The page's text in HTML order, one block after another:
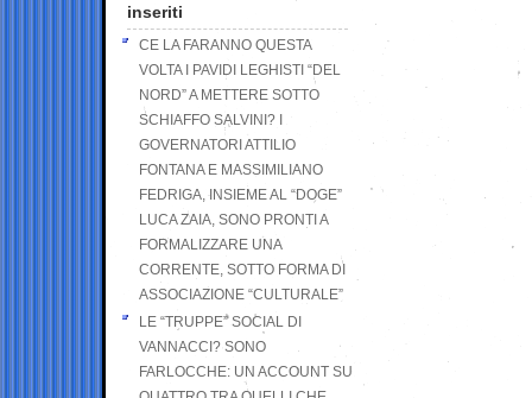
inseriti
CE LA FARANNO QUESTA
VOLTA I PAVIDI LEGHISTI “DEL
NORD” A METTERE SOTTO
SCHIAFFO SALVINI? I
GOVERNATORI ATTILIO
FONTANA E MASSIMILIANO
FEDRIGA, INSIEME AL “DOGE”
LUCA ZAIA, SONO PRONTI A
FORMALIZZARE UNA
CORRENTE, SOTTO FORMA DI
ASSOCIAZIONE “CULTURALE”
LE “TRUPPE” SOCIAL DI
VANNACCI? SONO
FARLOCCHE: UN ACCOUNT SU